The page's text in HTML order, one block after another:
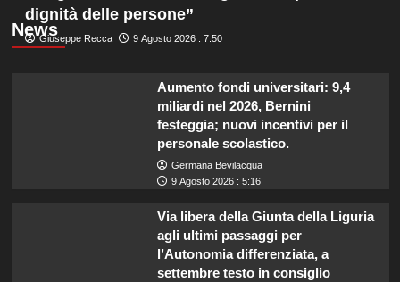
News
dignità delle persone”
Giuseppe Recca 9 Agosto 2026 : 7:50
Aumento fondi universitari: 9,4
miliardi nel 2026, Bernini
festeggia; nuovi incentivi per il
personale scolastico.
Germana Bevilacqua
9 Agosto 2026 : 5:16
Via libera della Giunta della Liguria
agli ultimi passaggi per
l’Autonomia differenziata, a
settembre testo in consiglio